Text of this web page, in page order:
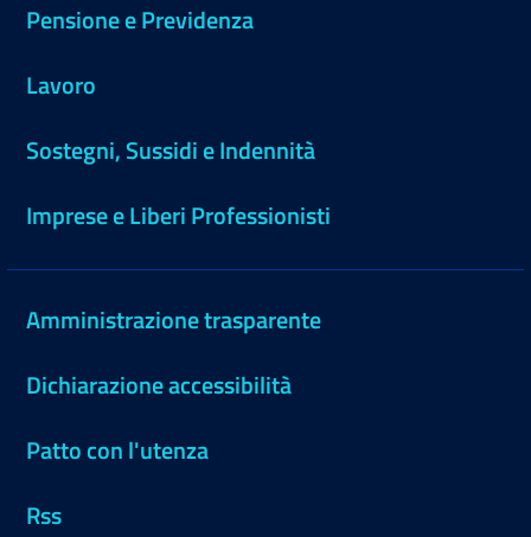
Pensione e Previdenza
Lavoro
Sostegni, Sussidi e Indennità
Imprese e Liberi Professionisti
Amministrazione trasparente
Dichiarazione accessibilità
Patto con l'utenza
Rss